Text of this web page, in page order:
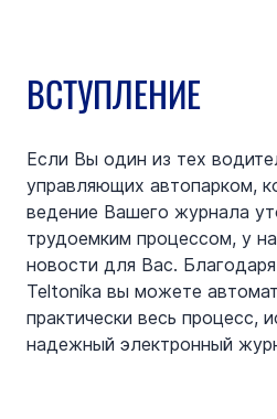
ВСТУПЛЕНИЕ
Если Вы один из тех
управляющих автопарком,
ведение Вашего журнала
трудоемким процессом, у
новости для Вас.
Teltonika вы можете
практически весь процесс,
надежный электронный